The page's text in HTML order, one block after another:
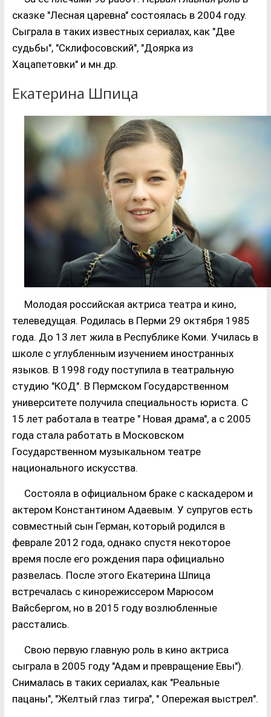
сказке "Лесная царевна" состоялась в 2004 году.
Сыграла в таких известных сериалах, как "Две
судьбы", "Склифосовский", "Доярка из
Хацапетовки" и мн.др.
Екатерина Шпица
Молодая российская актриса театра и кино,
телеведущая. Родилась в Перми 29 октября 1985
года. До 13 лет жила в Республике Коми. Училась в
школе с углубленным изучением иностранных
языков. В 1998 году поступила в театральную
студию "КОД". В Пермском Государственном
университете получила специальность юриста. С
15 лет работала в театре " Новая драма", а с 2005
года стала работать в Московском
Государственном музыкальном театре
национального искусства.
Состояла в официальном браке с каскадером и
актером Константином Адаевым. У супругов есть
совместный сын Герман, который родился в
феврале 2012 года, однако спустя некоторое
время после его рождения пара официально
развелась. После этого Екатерина Шпица
встречалась с кинорежиссером Марюсом
Вайсбергом, но в 2015 году возлюбленные
расстались.
Свою первую главную роль в кино актриса
сыграла в 2005 году "Адам и превращение Евы").
Снималась в таких сериалах, как "Реальные
пацаны", "Желтый глаз тигра", " Опережая выстрел".